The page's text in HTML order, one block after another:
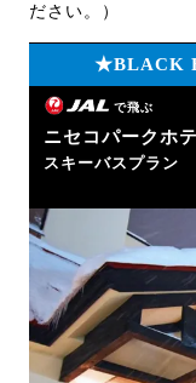
ださい。）
★BLACK
で飛ぶ
ニセコパークホ
スキーバスプラン